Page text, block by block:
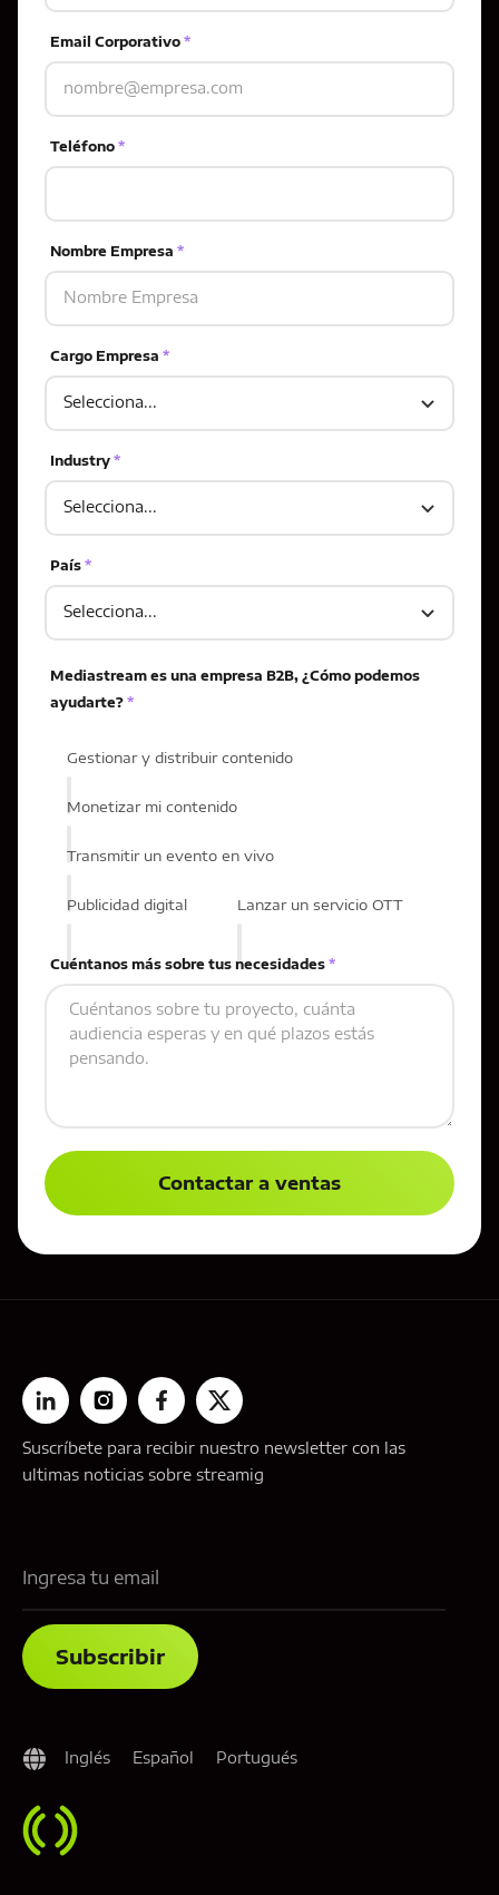
Email Corporativo *
Teléfono *
Nombre Empresa *
Cargo Empresa *
Industry *
País *
Mediastream es una empresa B2B, ¿Cómo podemos
ayudarte? *
Gestionar y distribuir contenido
Monetizar mi contenido
Transmitir un evento en vivo
Publicidad digital Lanzar un servicio OTT
Cuéntanos más sobre tus necesidades *
Suscríbete para recibir nuestro newsletter con las
ultimas noticias sobre streamig
Inglés Español Portugués